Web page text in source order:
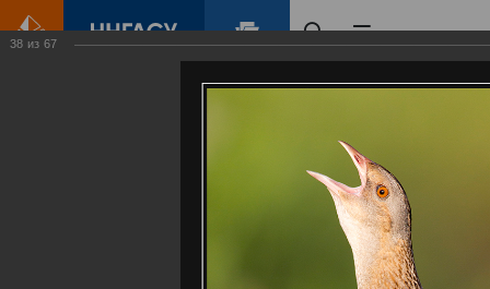
Фотогалерея
38 из 67